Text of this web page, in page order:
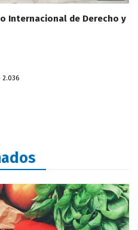
Internacional de Derecho y
2.036